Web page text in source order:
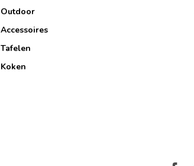
Outdoor
Accessoires
Tafelen
Koken